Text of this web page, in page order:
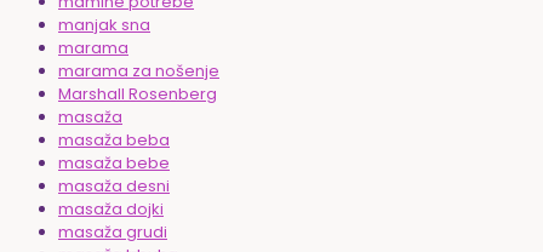
manjak sna
marama
marama za nošenje
Marshall Rosenberg
masaža
masaža beba
masaža bebe
masaža desni
masaža dojki
masaža grudi